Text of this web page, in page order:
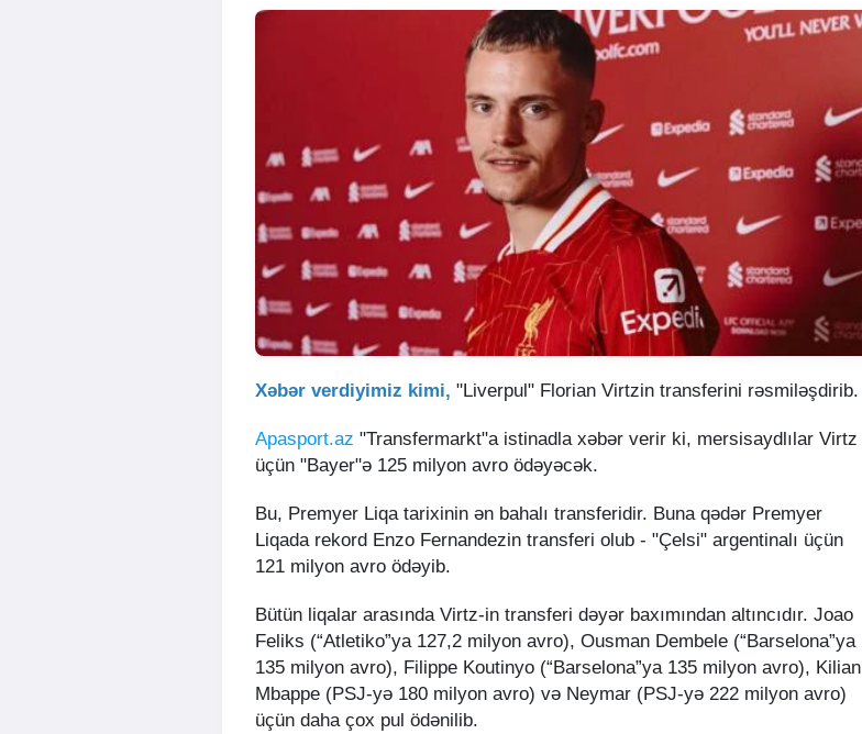
Xəbər verdiyimiz kimi, "Liverpul" Florian Virtzin transferini rəsmiləşdirib.
Apasport.az "Transfermarkt"a istinadla xəbər verir ki, mersisaydlılar Virtz
üçün "Bayer"ə 125 milyon avro ödəyəcək.
Bu, Premyer Liqa tarixinin ən bahalı transferidir. Buna qədər Premyer
Liqada rekord Enzo Fernandezin transferi olub - "Çelsi" argentinalı üçün
121 milyon avro ödəyib.
Bütün liqalar arasında Virtz-in transferi dəyər baxımından altıncıdır. Joao
Feliks (“Atletiko”ya 127,2 milyon avro), Ousman Dembele (“Barselona”ya
135 milyon avro), Filippe Koutinyo (“Barselona”ya 135 milyon avro), Kilian
Mbappe (PSJ-yə 180 milyon avro) və Neymar (PSJ-yə 222 milyon avro)
üçün daha çox pul ödənilib.